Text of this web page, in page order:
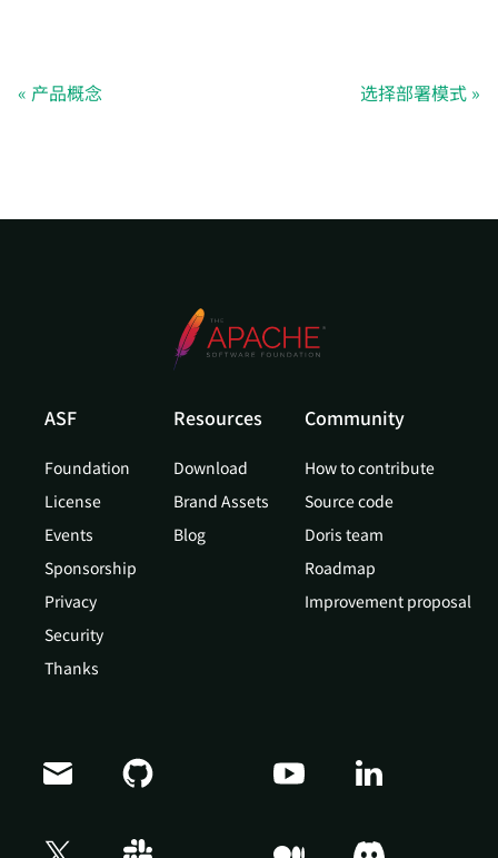
产品概念 选择部署模式
ASF
Foundation
License
Events
Sponsorship
Privacy
Security
Thanks
Resources
Download
Brand Assets
Blog
Community
How to contribute
Source code
Doris team
Roadmap
Improvement proposal
Doris Summit 26